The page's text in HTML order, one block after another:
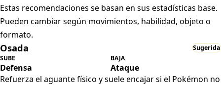
Estas recomendaciones se basan en sus estadísticas base.
Pueden cambiar según movimientos, habilidad, objeto o
formato.
Osada
Sugerida
SUBE
Defensa
BAJA
Ataque
Refuerza el aguante físico y suele encajar si el Pokémon no